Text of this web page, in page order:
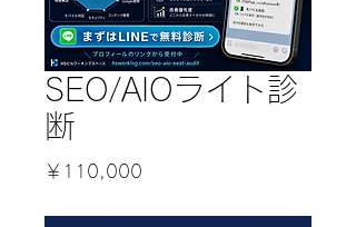
SEO/AIOライト診
断
￥110,000